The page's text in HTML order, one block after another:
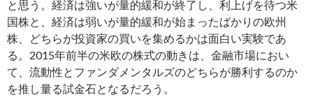
と思う。経済は強いが量的緩和が終了し、利上げを待つ米
国株と、経済は弱いが量的緩和が始まったばかりの欧州
株、どちらが投資家の買いを集めるかは面白い実験であ
る。2015年前半の米欧の株式の動きは、金融市場におい
て、流動性とファンダメンタルズのどちらが勝利するのか
を推し量る試金石となるだろう。